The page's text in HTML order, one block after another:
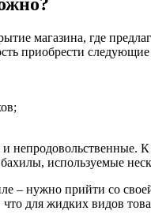
магазина, где
приобрести
используемые
– нужно прийти со
для жидких видов